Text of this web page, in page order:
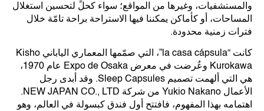
والمستشفيات، وغيرها من المواقع؛ سواء كحلٍّ لتحسين استغلال
المساحات، أو كأماكن يمكننا فيها الاستراحة براحة تامّة خلال
فترات زمنية محدودة.
كانت “la casa cápsula”، التي صمّمها المعماري الياباني Kisho
Kurokawa وعُرضت في معرض Expo de Osaka عام 1970،
هي التي ألهمت تصميم Sleep Capsules. وقد أبدى رجل
الأعمال Yukio Nakano من شركة NEW JAPAN CO., LTD.
اهتمامه بهذا المفهوم، فافتتح أول فندق كبسولة في العالم، وهو